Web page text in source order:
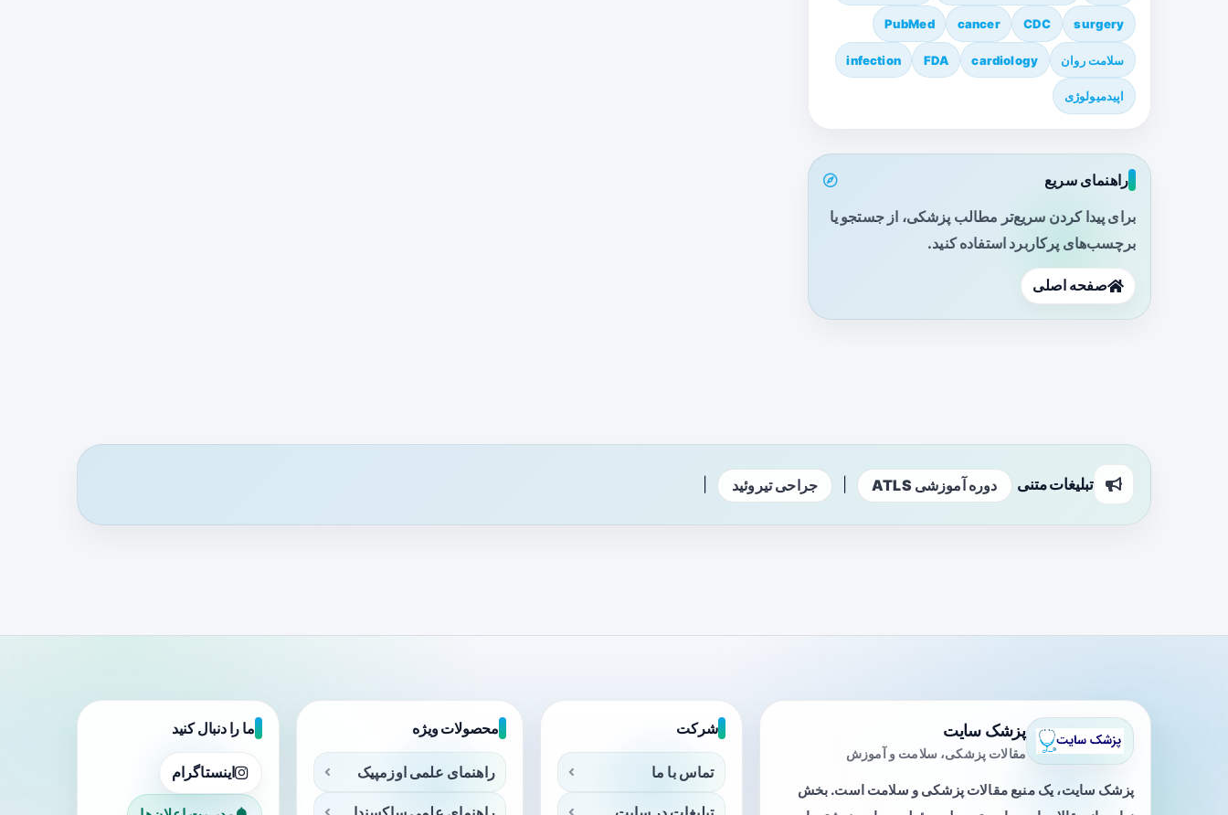
surgery
CDC
cancer
PubMed
سلامت روان cardiology
FDA
infection
اپیدمیولوژی
راهنمای سریع
برای پیدا کردن سریع‌تر مطالب پزشکی، از جستجو یا
برچسب‌های پرکاربرد استفاده کنید.
صفحه اصلی
تبلیغات متنی دوره آموزشی ATLS جراحی تیروئید
پزشک سایت
مقالات پزشکی، سلامت و آموزش
پزشک سایت، یک منبع مقالات پزشکی و سلامت است. بخش
شرکت
تماس با ما
محصولات ویژه
راهنمای علمی اوزمپیک
ما را دنبال کنید
اینستاگرام